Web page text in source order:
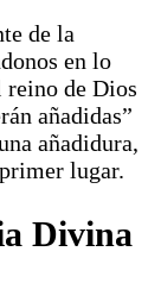
de la
en lo
reino de Dios
añadidas”
añadidura,
lugar.
Divina